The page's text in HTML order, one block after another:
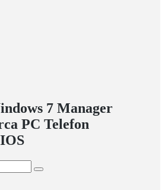
7 Manager
PC Telefon